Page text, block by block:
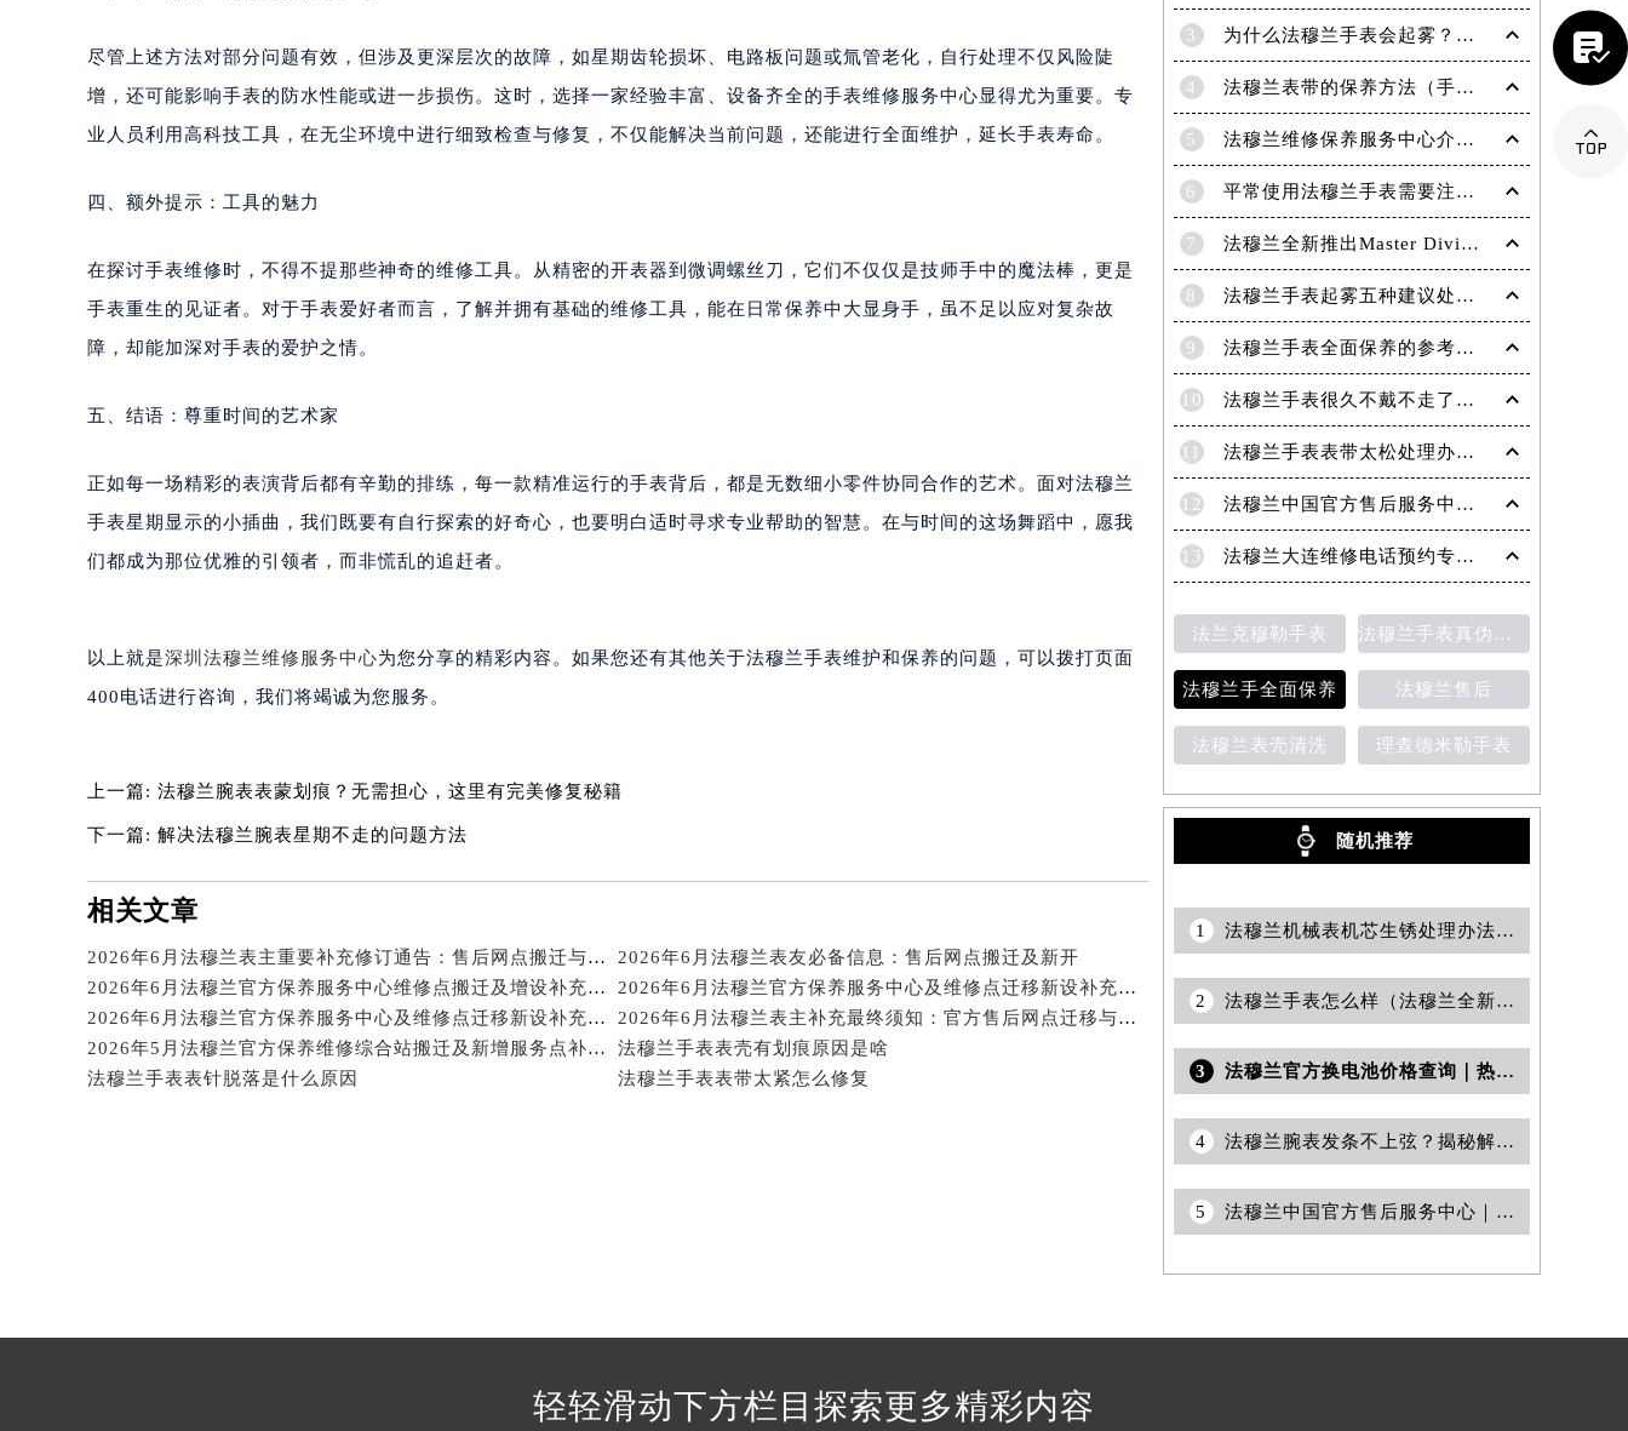
昆明市盘龙区北京路928号同德昆明广场写字楼10层06室（需提前预约）
海口市龙华区金贸东路5号海口华润大厦B座17层1707室（需提前预约）
台州市椒江区东海大道1800号腾达中心东1幢20楼2002室（需提前预约）
甘肃省兰州市七里河区西津西路16号兰州中心写字楼21层2102室（需提前预约）
重庆市解放碑渝中区民权路28号英利国际金融中心写字楼20层01室（需提前预约）
黑龙江省大庆市萨尔图区会战大街法穆兰售后服务中心（需提前预约）
黑龙江省黑河市爱辉区中央街法穆兰售后服务中心（需提前预约）
黑龙江省佳木斯市向阳区长安路法穆兰售后服务中心（需提前预约）
黑龙江省牡丹江市东安区太平路法穆兰售后服务中心（需提前预约）
黑龙江省七台河市桃山区大同街法穆兰售后服务中心（需提前预约）
黑龙江省绥化市北林区新华街与康庄路交叉口法穆兰售后服务中心（需提前预约）
黑龙江省伊春市伊美区通河路法穆兰售后服务中心（需提前预约）
吉林省吉林市船营区河南街法穆兰售后服务中心（需提前预约）
吉林省辽源市龙山区人民大街法穆兰售后服务中心（需提前预约）
吉林省通化市东昌区环通乡江南大街法穆兰售后服务中心（需提前预约）
吉林省延边市延吉市解放路法穆兰售后服务中心（需提前预约）
辽宁省鞍山市铁东区站前街法穆兰售后服务中心（需提前预约）
辽宁省本溪市平山区胜利路法穆兰售后服务中心（需提前预约）
辽宁省盘锦市兴隆台区石油大街法穆兰售后服务中心（需提前预约）
辽宁省营口市站前区市府路与渤海大街交叉口法穆兰售后服务中心（需提前预约）
尽管上述方法对部分问题有效，但涉及更深层次的故障，如星期齿轮损坏、电路板问题或氚管老化，自行处理不仅风险陡
增，还可能影响手表的防水性能或进一步损伤。这时，选择一家经验丰富、设备齐全的手表维修服务中心显得尤为重要。专
业人员利用高科技工具，在无尘环境中进行细致检查与修复，不仅能解决当前问题，还能进行全面维护，延长手表寿命。
四、额外提示：工具的魅力
在探讨手表维修时，不得不提那些神奇的维修工具。从精密的开表器到微调螺丝刀，它们不仅仅是技师手中的魔法棒，更是
手表重生的见证者。对于手表爱好者而言，了解并拥有基础的维修工具，能在日常保养中大显身手，虽不足以应对复杂故
障，却能加深对手表的爱护之情。
五、结语：尊重时间的艺术家
正如每一场精彩的表演背后都有辛勤的排练，每一款精准运行的手表背后，都是无数细小零件协同合作的艺术。面对法穆兰
手表星期显示的小插曲，我们既要有自行探索的好奇心，也要明白适时寻求专业帮助的智慧。在与时间的这场舞蹈中，愿我
们都成为那位优雅的引领者，而非慌乱的追赶者。
以上就是深圳法穆兰维修服务中心为您分享的精彩内容。如果您还有其他关于法穆兰手表维护和保养的问题，可以拨打页面
400电话进行咨询，我们将竭诚为您服务。
上一篇: 法穆兰腕表表蒙划痕？无需担心，这里有完美修复秘籍
下一篇: 解决法穆兰腕表星期不走的问题方法
相关文章
2026年6月法穆兰表主重要补充修订通告：售后网点搬迁与新增
2026年6月法穆兰表友必备信息：售后网点搬迁及新开
2026年6月法穆兰官方保养服务中心维修点搬迁及增设补充方案文件定稿
2026年6月法穆兰官方保养服务中心及维修点迁移新设补充公告原文
2026年6月法穆兰官方保养服务中心及维修点迁移新设补充公告文本
2026年6月法穆兰表主补充最终须知：官方售后网点迁移与新设
2026年5月法穆兰官方保养维修综合站搬迁及新增服务点补充确认内容
法穆兰手表表壳有划痕原因是啥
法穆兰手表表针脱落是什么原因
法穆兰手表表带太紧怎么修复
3 为什么法穆兰手表会起雾？(法穆兰手表起雾处理方法？)
4 法穆兰表带的保养方法（手表如何保养）
5 法穆兰维修保养服务中心介绍 | 法穆兰
6 平常使用法穆兰手表需要注意哪些事项|法穆兰技师为您讲解
7 法穆兰全新推出Master Diving限量版腕表
8 法穆兰手表起雾五种建议处理方法！
9 法穆兰手表全面保养的参考建议！
10 法穆兰手表很久不戴不走了处理技巧盘点
11 法穆兰手表表带太松处理办法详解
12 法穆兰中国官方售后服务中心｜地址与客户服务热线权威信息通知（2026年7月最新）
13 法穆兰大连维修电话预约专业售后保养服务权威公示（2026年7月最新）
法兰克穆勒手表 法穆兰手表真伪鉴别
法穆兰手全面保养 法穆兰售后
法穆兰表壳清洗 理查德米勒手表
随机推荐
1 法穆兰机械表机芯生锈处理办法深度解析
2 法穆兰手表怎么样（法穆兰全新数字珠宝腕表介绍）
3 法穆兰官方换电池价格查询｜热线和24小时维修地址权威信息公告（2026年7月最新）
4 法穆兰腕表发条不上弦？揭秘解决之道，轻松上链不再愁
5 法穆兰中国官方售后服务中心｜最新地址及服务电话权威信息通告（2026年6月最新）
轻轻滑动下方栏目探索更多精彩内容

